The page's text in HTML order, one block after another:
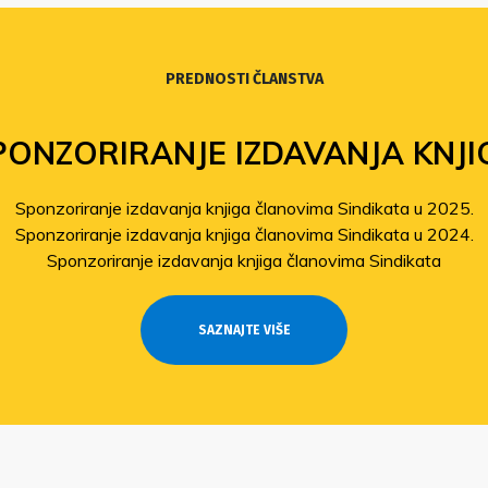
PREDNOSTI ČLANSTVA
IZDAVANJA
Sponzoriranje izdavanja knjiga članovima Sindikata u 2025.
Sponzoriranje izdavanja knjiga članovima Sindikata u 2024.
Sponzoriranje izdavanja knjiga članovima Sindikata
SAZNAJTE VIŠE